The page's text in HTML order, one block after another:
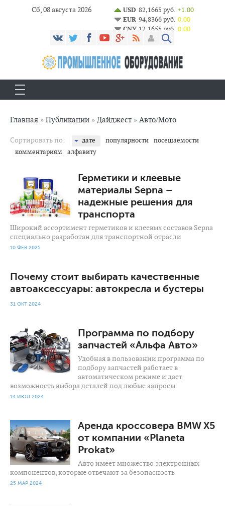
Сб, 08 августа 2026 USD 82,1665 руб. +1.00
EUR 94,8366 руб. 0.00
CNY 12,1655 руб. 0.00
Главная » Публикации » Дайджест » Авто/Мото
Сортировать по: дате популярности посещаемости
комментариям алфавиту
Герметики и клеевые
материалы Sepna –
надежные решения для
транспорта
Широкий ассортимент герметиков и клеевых составов Sepna
специально разработан для транспортной отрасли
10 ФЕВ 2025
Почему стоит выбирать качественные
автоаксессуары: автокресла и бустеры
31 ОКТ 2024
Программа по подбору
запчастей «Альфа Авто»
Удобная в пользовании программа по
подбору запчастей работает в
автоматическом режиме и дает
возможность выбора деталей под любые запросы.
14 ИЮЛ 2024
Аренда кроссовера BMW X5
от компании «Planeta
Prokat»
Авто имеет множество электронных
компонентов, которые отвечают за безопасность
25 МАР 2024